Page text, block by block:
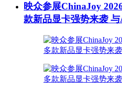
映众参展ChinaJoy
款新品显卡强势来袭